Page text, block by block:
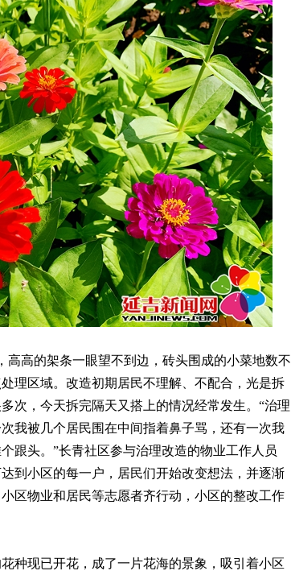
高的架条一眼望不到边，砖头围成的小菜地数不
理区域。改造初期居民不理解、不配合，光是拆
次，今天拆完隔天又搭上的情况经常发生。“治理
我被几个居民围在中间指着鼻子骂，还有一次我
跟头。”长青社区参与治理改造的物业工作人员
到小区的每一户，居民们开始改变想法，并逐渐
区物业和居民等志愿者齐行动，小区的整改工作
现已开花，成了一片花海的景象，吸引着小区